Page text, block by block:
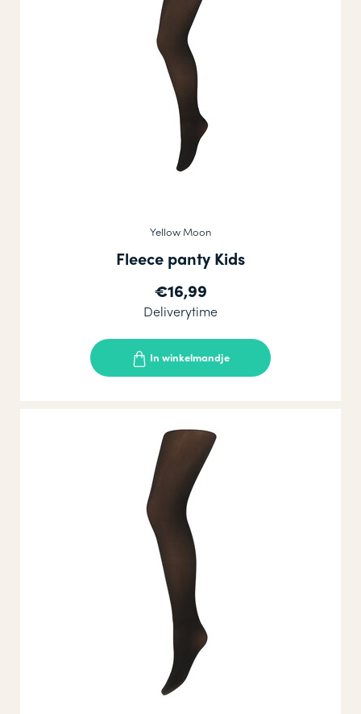
Yellow Moon
Fleece panty Kids
€16,99
Deliverytime
In winkelmandje